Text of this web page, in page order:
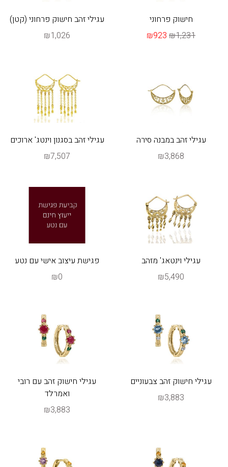
חישוק פרחוני
₪923 ₪1,231
עגילי זהב חישוק פרחוני (קטן)
₪1,026
עגילי זהב במבנה סירה
₪3,868
עגילי זהב בסגנון וינטג' ארוכים
₪7,507
עגילי וינטאג' מזהב
₪5,490
פגישת עיצוב אישי עם נטע
₪0
עגילי חישוק זהב צבעוניים
₪3,883
עגילי חישוק זהב עם רובי
ואמרלד
₪3,883